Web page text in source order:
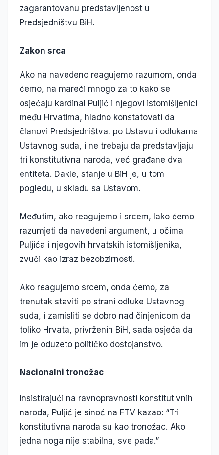
zagarantovanu predstavljenost u
Predsjedništvu BiH.
Zakon srca
Ako na navedeno reagujemo razumom, onda
ćemo, na mareći mnogo za to kako se
osjećaju kardinal Puljić i njegovi istomišljenici
među Hrvatima, hladno konstatovati da
članovi Predsjedništva, po Ustavu i odlukama
Ustavnog suda, i ne trebaju da predstavljaju
tri konstitutivna naroda, već građane dva
entiteta. Dakle, stanje u BiH je, u tom
pogledu, u skladu sa Ustavom.
Međutim, ako reagujemo i srcem, lako ćemo
razumjeti da navedeni argument, u očima
Puljića i njegovih hrvatskih istomišljenika,
zvuči kao izraz bezobzirnosti.
Ako reagujemo srcem, onda ćemo, za
trenutak staviti po strani odluke Ustavnog
suda, i zamisliti se dobro nad činjenicom da
toliko Hrvata, privrženih BiH, sada osjeća da
im je oduzeto političko dostojanstvo.
Nacionalni tronožac
Insistirajući na ravnopravnosti konstitutivnih
naroda, Puljić je sinoć na FTV kazao: “Tri
konstitutivna naroda su kao tronožac. Ako
jedna noga nije stabilna, sve pada.”